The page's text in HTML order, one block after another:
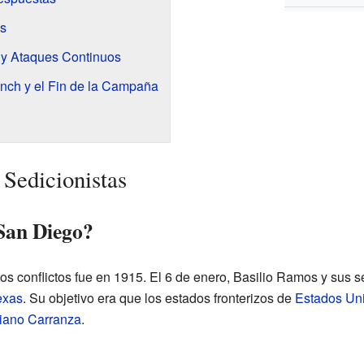
Ataques Continuos
y el Fin de la Campaña
Diego?
conflictos fue en 1915. El 6 de enero, Basilio Ramos y sus
. Su objetivo era que los estados fronterizos de Estados
Carranza.